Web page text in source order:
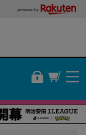
powered by